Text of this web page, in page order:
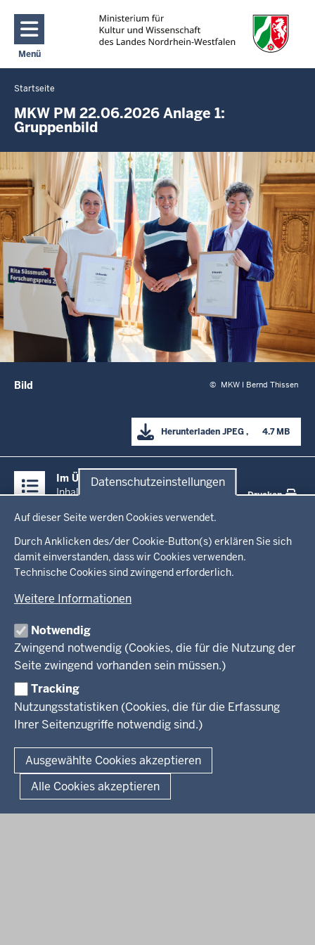
Datenschutzeinstellungen
Auf dieser Seite werden Cookies verwendet.
Durch Anklicken des/der Cookie-Button(s) erklären Sie sich
damit einverstanden, dass wir Cookies verwenden.
Technische Cookies sind zwingend erforderlich.
Weitere Informationen
Notwendig
Zwingend notwendig (Cookies, die für die Nutzung der
Seite zwingend vorhanden sein müssen.)
Tracking
Nutzungsstatistiken (Cookies, die für die Erfassung
Ihrer Seitenzugriffe notwendig sind.)
Ausgewählte Cookies akzeptieren
Alle Cookies akzeptieren
Direkt zum Inhalt
Menü
Navigation aktivieren/deaktivieren: Main Menu
Sie
befinden
sich
Startseite
MKW PM 22.06.2026 Anlage 1:
Gruppenbild
Bild © MKW I Bernd Thissen
HerunterladenJPEG
      4.7 MB
Inhalte
Im Überblick
Inhalt
Drucken
Menü
in
der
Fußzeile
Startseite
Ministerium
Leitung des Hauses
Organisation
Arbeitgeber Ministerium
Rechtsgrundlagen
Kultur
Wissenschaft, Forschung, Lehre und Studium
Weiterbildung
Presse
Service
Kontakt
Fußzeile
Datenschutz Erklärung zur Barrierefreiheit